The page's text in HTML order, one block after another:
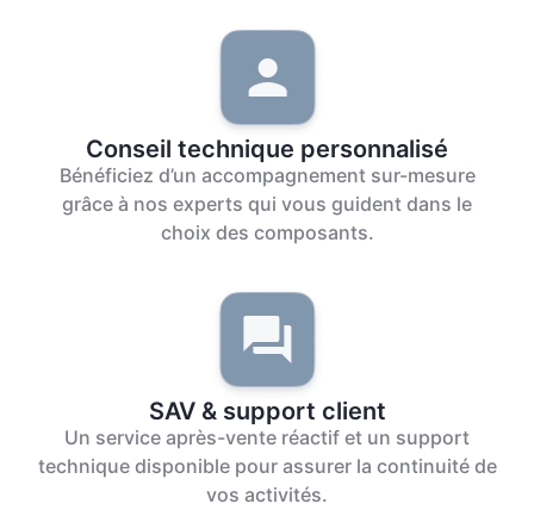
Conseil technique personnalisé
Bénéficiez d’un accompagnement sur-mesure
grâce à nos experts qui vous guident dans le
choix des composants.
SAV & support client
Un service après-vente réactif et un support
technique disponible pour assurer la continuité de
vos activités.